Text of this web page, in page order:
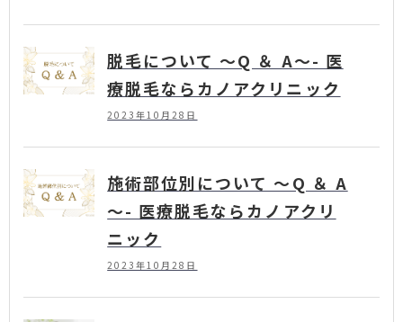
脱毛について ～Q ＆ A～- 医
療脱毛ならカノアクリニック
2023年10月28日
施術部位別について ～Q ＆ A
～- 医療脱毛ならカノアクリ
ニック
2023年10月28日